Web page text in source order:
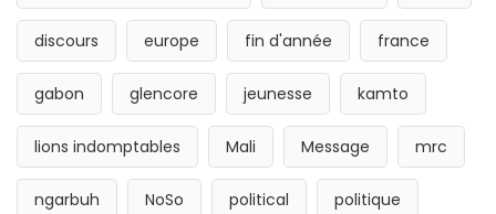
discours europe fin d'année france
gabon glencore jeunesse kamto
lions indomptables Mali Message mrc
ngarbuh NoSo political politique